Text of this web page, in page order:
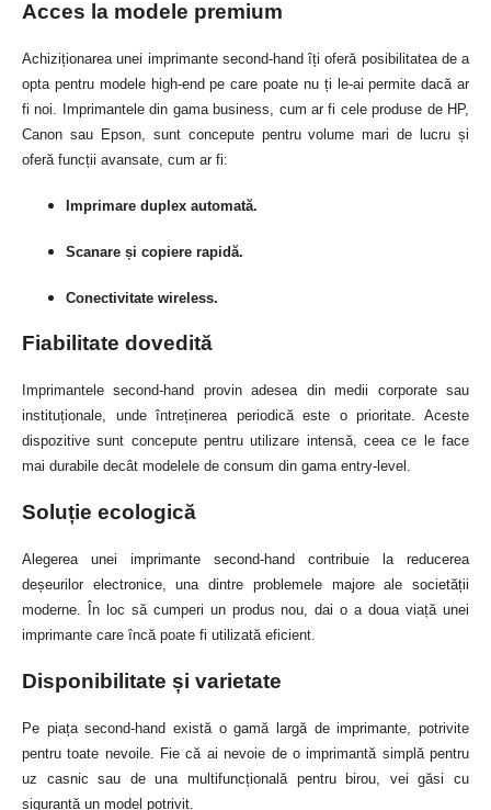
Acces la modele premium
Achiziționarea unei imprimante second-hand îți oferă posibilitatea de a
opta pentru modele high-end pe care poate nu ți le-ai permite dacă ar
fi noi. Imprimantele din gama business, cum ar fi cele produse de HP,
Canon sau Epson, sunt concepute pentru volume mari de lucru și
oferă funcții avansate, cum ar fi:
Imprimare duplex automată.
Scanare și copiere rapidă.
Conectivitate wireless.
Fiabilitate dovedită
Imprimantele second-hand provin adesea din medii corporate sau
instituționale, unde întreținerea periodică este o prioritate. Aceste
dispozitive sunt concepute pentru utilizare intensă, ceea ce le face
mai durabile decât modelele de consum din gama entry-level.
Soluție ecologică
Alegerea unei imprimante second-hand contribuie la reducerea
deșeurilor electronice, una dintre problemele majore ale societății
moderne. În loc să cumperi un produs nou, dai o a doua viață unei
imprimante care încă poate fi utilizată eficient.
Disponibilitate și varietate
Pe piața second-hand există o gamă largă de imprimante, potrivite
pentru toate nevoile. Fie că ai nevoie de o imprimantă simplă pentru
uz casnic sau de una multifuncțională pentru birou, vei găsi cu
siguranță un model potrivit.